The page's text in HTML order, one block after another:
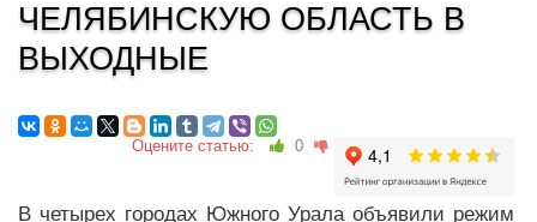
ЧЕЛЯБИНСКУЮ ОБЛАСТЬ В
ВЫХОДНЫЕ
Оцените статью: 0
В четырех городах Южного Урала объявили режим